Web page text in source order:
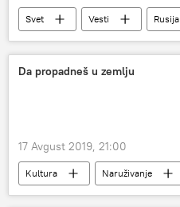
Svet Vesti Rusija
Da propadneš u zemlju
17 Avgust 2019, 21:00
Kultura Naruživanje